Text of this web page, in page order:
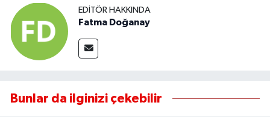
EDITÖR HAKKINDA
Fatma Doğanay
Bunlar da ilginizi çekebilir